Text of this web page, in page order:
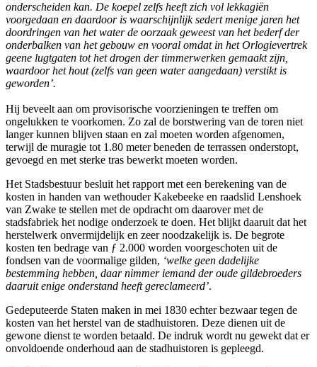
onderscheiden kan. De koepel zelfs heeft zich vol lekkagiën
voorgedaan en daardoor is waarschijnlijk sedert menige jaren het
doordringen van het water de oorzaak geweest van het bederf der
onderbalken van het gebouw en vooral omdat in het Orlogievertrek
geene lugtgaten tot het drogen der timmerwerken gemaakt zijn,
waardoor het hout (zelfs van geen water aangedaan) verstikt is
geworden’.
Hij beveelt aan om provisorische voorzieningen te treffen om
ongelukken te voorkomen. Zo zal de borstwering van de toren niet
langer kunnen blijven staan en zal moeten worden afgenomen,
terwijl de muragie tot 1.80 meter beneden de terrassen onderstopt,
gevoegd en met sterke tras bewerkt moeten worden.
Het Stadsbestuur besluit het rapport met een berekening van de
kosten in handen van wethouder Kakebeeke en raadslid Lenshoek
van Zwake te stellen met de opdracht om daarover met de
stadsfabriek het nodige onderzoek te doen. Het blijkt daaruit dat het
herstelwerk onvermijdelijk en zeer noodzakelijk is. De begrote
kosten ten bedrage van ƒ 2.000 worden voorgeschoten uit de
fondsen van de voormalige gilden, ‘welke geen dadelijke
bestemming hebben, daar nimmer iemand der oude gildebroeders
daaruit enige onderstand heeft gereclameerd’.
Gedeputeerde Staten maken in mei 1830 echter bezwaar tegen de
kosten van het herstel van de stadhuistoren. Deze dienen uit de
gewone dienst te worden betaald. De indruk wordt nu gewekt dat er
onvoldoende onderhoud aan de stadhuistoren is gepleegd.